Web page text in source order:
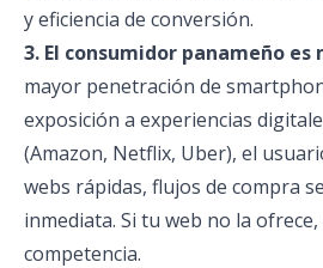
y eficiencia de conversión.
3. El consumidor panameño
mayor penetración de
exposición a experiencias
(Amazon, Netflix, Uber), el
webs rápidas, flujos de compra
inmediata. Si tu web no la
competencia.